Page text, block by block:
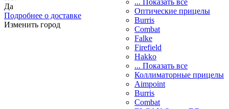
Да
Подробнее о доставке
Изменить город
... Показать все
Оптические прицелы
Burris
Combat
Falke
Firefield
Hakko
... Показать все
Коллиматорные прицелы
Aimpoint
Burris
Combat